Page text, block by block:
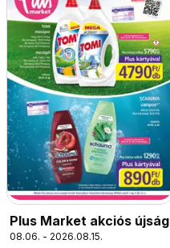
Plus Market akciós újság
08.06. - 2026.08.15.